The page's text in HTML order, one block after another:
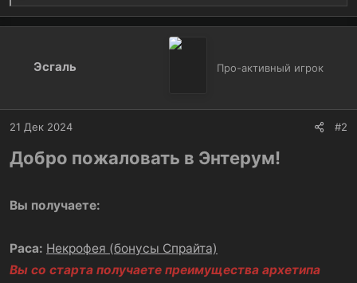
е
иЭсгаль Про-активный игрок
21 Дек 2024 #2
Добро пожаловать в Энтерум!
Вы получаете:
Раса: Некрофея (бонусы Спрайта)
Вы со старта получаете преимущества архетипа